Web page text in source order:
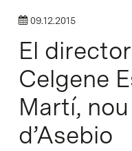
09.12.2015
El
Celgene
Martí,
d’Asebio